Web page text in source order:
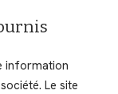
information
Le site